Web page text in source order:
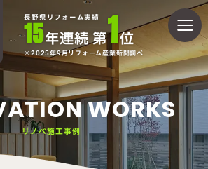
長野県リフォーム実績
15年連続 第1位
2025年9月リフォーム産業新聞調べ
WORKS
リノベ施工事例